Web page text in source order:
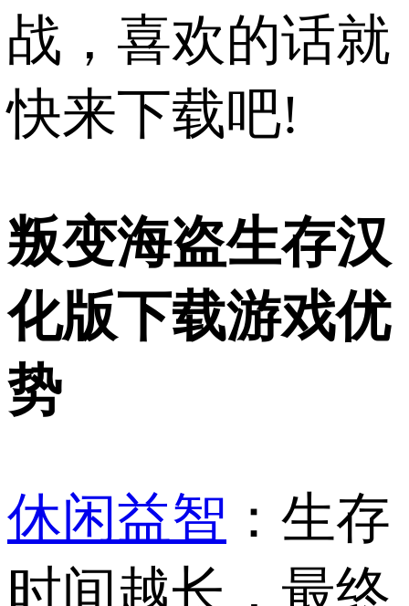
战，喜欢的话就
快来下载吧!
叛变海盗生存汉
化版下载游戏优
势
休闲益智 ：生存
时间越长，最终